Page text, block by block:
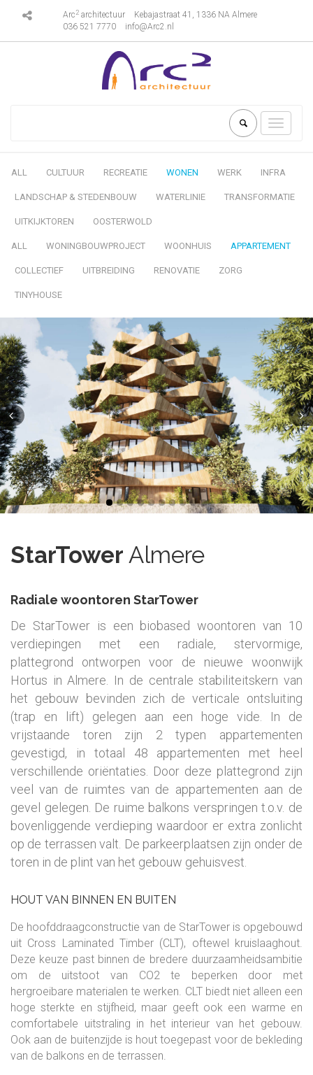
Arc 2architectuur
Kebajastraat 41, 1336 NA Almere
036 521 7770
info@Arc2.nl
Toggle
ALL CULTUUR RECREATIE WONEN WERK INFRA
LANDSCHAP & STEDENBOUW WATERLINIE TRANSFORMATIE
UITKIJKTOREN OOSTERWOLD
ALL WONINGBOUWPROJECT WOONHUIS APPARTEMENT
COLLECTIEF UITBREIDING RENOVATIE ZORG
TINYHOUSE
StarTower Almere
Radiale woontoren StarTower
De StarTower is een biobased woontoren van 10
verdiepingen met een radiale, stervormige,
plattegrond ontworpen voor de nieuwe woonwijk
Hortus in Almere. In de centrale stabiliteitskern van
het gebouw bevinden zich de verticale ontsluiting
(trap en lift) gelegen aan een hoge vide. In de
vrijstaande toren zijn 2 typen appartementen
gevestigd, in totaal 48 appartementen met heel
verschillende oriëntaties. Door deze plattegrond zijn
veel van de ruimtes van de appartementen aan de
gevel gelegen. De ruime balkons verspringen t.o.v. de
bovenliggende verdieping waardoor er extra zonlicht
op de terrassen valt. De parkeerplaatsen zijn onder de
toren in de plint van het gebouw gehuisvest.
HOUT VAN BINNEN EN BUITEN
De hoofddraagconstructie van de StarTower is opgebouwd
uit Cross Laminated Timber (CLT), oftewel kruislaaghout.
Deze keuze past binnen de bredere duurzaamheidsambitie
om de uitstoot van CO2 te beperken door met
hergroeibare materialen te werken. CLT biedt niet alleen een
hoge sterkte en stijfheid, maar geeft ook een warme en
comfortabele uitstraling in het interieur van het gebouw.
Ook aan de buitenzijde is hout toegepast voor de bekleding
van de balkons en de terrassen.